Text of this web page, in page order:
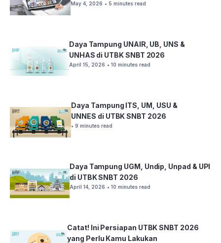
May 4, 2026 • 5 minutes read
Daya Tampung UNAIR, UB, UNS &
UNHAS di UTBK SNBT 2026
April 15, 2026 • 10 minutes read
Daya Tampung ITS, UM, USU &
UNNES di UTBK SNBT 2026
• 9 minutes read
Daya Tampung UGM, Undip, Unpad & UPI
di UTBK SNBT 2026
April 14, 2026 • 10 minutes read
Catat! Ini Persiapan UTBK SNBT 2026
yang Perlu Kamu Lakukan